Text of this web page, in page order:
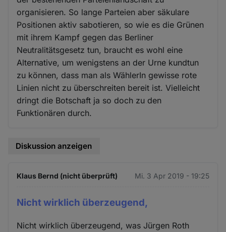
organisieren. So lange Parteien aber säkulare
Positionen aktiv sabotieren, so wie es die Grünen
mit ihrem Kampf gegen das Berliner
Neutralitätsgesetz tun, braucht es wohl eine
Alternative, um wenigstens an der Urne kundtun
zu können, dass man als WählerIn gewisse rote
Linien nicht zu überschreiten bereit ist. Vielleicht
dringt die Botschaft ja so doch zu den
Funktionären durch.
Diskussion anzeigen
Klaus Bernd (nicht überprüft) Mi. 3 Apr 2019 - 19:25
Nicht wirklich überzeugend,
Nicht wirklich überzeugend, was Jürgen Roth